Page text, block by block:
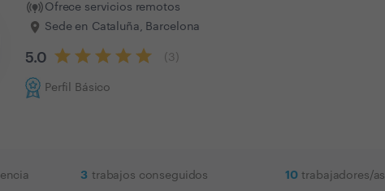
Ofrece servicios remotos
Sede en Cataluña, Barcelona
5.0 ( 3
Perfil Básico
3 trabajos conseguidos 10 trabajadores/as